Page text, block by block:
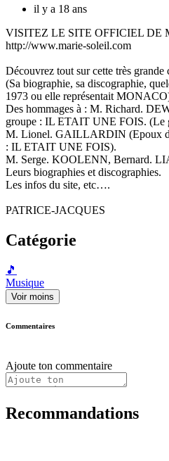
il y a 18 ans
VISITEZ LE SITE OFFICIEL DE
http://www.marie-soleil.com
Découvrez tout sur cette très grande
(Sa biographie, sa discographie,
1973 ou elle représentait
Des hommages à : M. Richard.
groupe : IL ETAIT UNE FOIS. (Le
M. Lionel. GAILLARDIN (Epoux
: IL ETAIT UNE FOIS).
M. Serge. KOOLENN, Bernard.
Leurs biographies et discographies.
Les infos du site, etc….
PATRICE-JACQUES
Catégorie
🎵
Musique
Voir moins
Commentaires
Ajoute ton commentaire
Recommandations